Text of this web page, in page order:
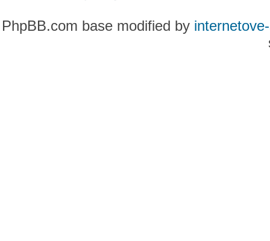
PhpBB.com base modified by